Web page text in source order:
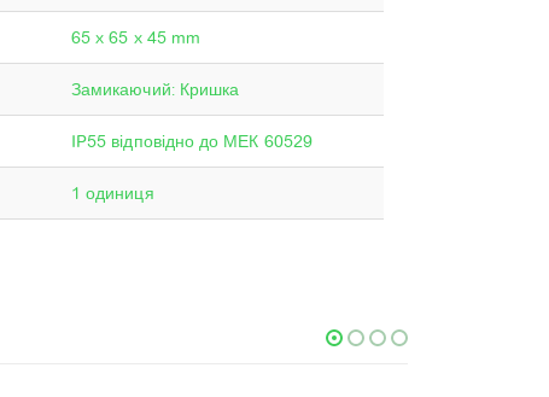
65 x 65 x 45 mm
Замикаючий: Кришка
IP55 відповідно до МЕК 60529
1 одиниця